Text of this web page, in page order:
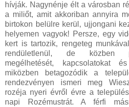
hívják. Nagynénje élt a városban
a miliőt, amit akkoriban annyira
birtokon belülre kerül, ujjongani
helyemen vagyok! Persze, egy
kert is tartozik, rengeteg
rendületlenül, de közben
megélhetését, kapcsolatokat
miközben betagozódik a
rendezvényen ismeri meg
rozéja nyeri évről évre a
napi Rozémustrát. A férfi